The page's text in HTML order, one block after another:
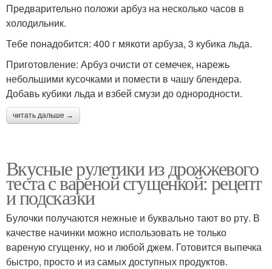
Предварительно положи арбуз на несколько часов в
холодильник.
Тебе понадобится: 400 г мякоти арбуза, 3 кубика льда.
Приготовление: Арбуз очисти от семечек, нарежь
небольшими кусочками и помести в чашу блендера.
Добавь кубики льда и взбей смузи до однородности.
читать дальше →
Вкусные рулетики из дрожжевого
теста с вареной сгущенкой: рецепт
и подсказки
Булочки получаются нежные и буквально тают во рту. В
качестве начинки можно использовать не только
вареную сгущенку, но и любой джем. Готовится выпечка
быстро, просто и из самых доступных продуктов.